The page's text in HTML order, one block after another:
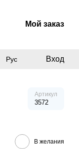
Мой заказ
Рус Вход
Артикул
3572
В желания